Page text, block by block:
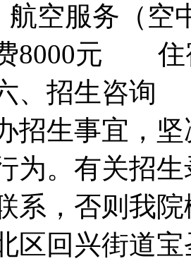
航空服务（空
8000元 住
招生咨询
招生事宜，
为。有关招
系，否则我
区回兴街道